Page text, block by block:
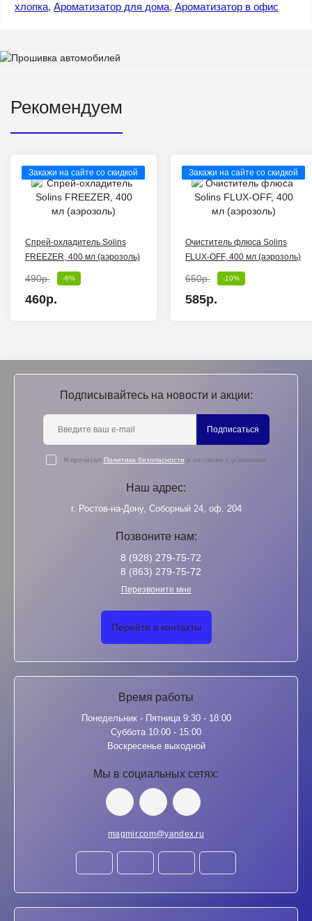
хлопка, Ароматизатор для дома, Ароматизатор в офис
Рекомендуем
Закажи на сайте со скидкой
Спрей-охладитель Solins
FREEZER, 400 мл (аэрозоль)
490р. -6%
460р.
Закажи на сайте со скидкой
Очиститель флюса Solins
FLUX-OFF, 400 мл (аэрозоль)
650р. -10%
585р.
Подписывайтесь на новости и акции:
Подписаться
Я прочитал Политика безопасности и согласен с условиями
Наш адрес:
г. Ростов-на-Дону, Соборный 24, оф. 204
Позвоните нам:
8 (928) 279-75-72
8 (863) 279-75-72
Перезвоните мне
Перейти в контакты
Время работы
Понедельник - Пятница 9:30 - 18:00
Суббота 10:00 - 15:00
Воскресенье выходной
Мы в социальных сетях:
magmir.com@yandex.ru